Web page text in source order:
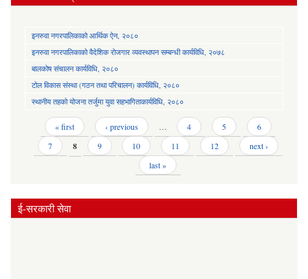
इनरुवा नगरपालिकाको आर्थिक ऐन, २०८०
इनरुवा नगरपालिकाको वैदेशिक रोजगार व्यवस्थापन सम्बन्धी कार्यविधि, २०७८
बालकोष संचालन कार्यविधि, २०८०
टोल विकास संस्था (गठन तथा परिचालन) कार्यविधि, २०८०
स्थानीय तहको योजना तर्जुमा युवा सहभागिताकार्यविधि, २०८०
Pages « first ‹ previous … 4 5
6
7
8 9 10 11 12
next ›
last »
ई-सरकारी सेवा